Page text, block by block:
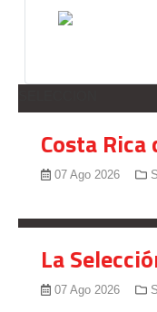
Costa
07 Ago 2026
La
07 Ago 2026